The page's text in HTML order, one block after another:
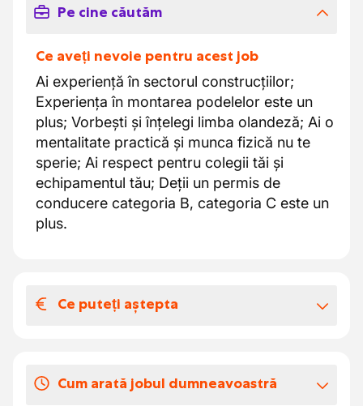
Pe cine căutăm
Ce aveți nevoie pentru acest job
Ai experiență în sectorul construcțiilor;
Experiența în montarea podelelor este un
plus; Vorbești și înțelegi limba olandeză; Ai o
mentalitate practică și munca fizică nu te
sperie; Ai respect pentru colegii tăi și
echipamentul tău; Deții un permis de
conducere categoria B, categoria C este un
plus.
Ce puteți aștepta
Un loc de muncă provocator într-o
companie în creștere; O opțiune de contract
Cum arată jobul dumneavoastră